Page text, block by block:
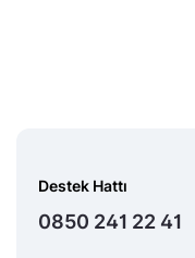
Destek Hattı
0850 241 22 41